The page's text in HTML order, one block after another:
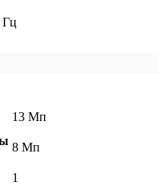
Гц
13 Мп
8 Мп
1